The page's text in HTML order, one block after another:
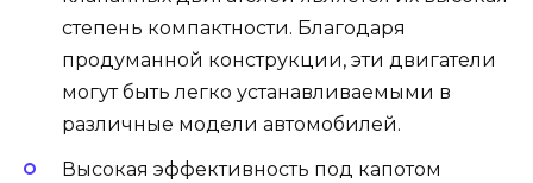
степень компактности. Благодаря
продуманной конструкции, эти двигатели
могут быть легко устанавливаемыми в
различные модели автомобилей.
Высокая эффективность под капотом